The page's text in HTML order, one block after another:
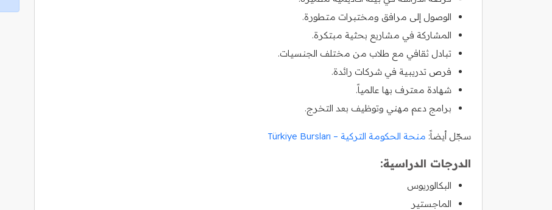
الوصول إلى مرافق ومختبرات متطورة.
المشاركة في مشاريع بحثية مبتكرة.
تبادل ثقافي مع طلاب من مختلف الجنسيات.
فرص تدريبية في شركات رائدة.
شهادة معترف بها عالمياً.
برامج دعم مهني وتوظيف بعد التخرج.
سجّل أيضاً: منحة الحكومة التركية – Türkiye Bursları
الدرجات الدراسية:
البكالوريوس
الماجستير